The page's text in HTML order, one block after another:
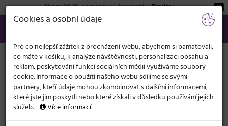
Sleva 20 %na pánskou kosmetikuBeviro!
566 440 099
info@svetkadernictvi.cz
Po−pá: 8−17
Vše o nákupu Kč
KATEGORIE
MENU
Vlasová kosmetika Barvy, melíry, přelivy Oxidační krémy
Cookies a osobní údaje
Pro co nejlepší zážitek z procházení webu, abychom si pamatovali,
co máte v košíku, k analýze návštěvnosti, personalizaci obsahu a
reklam, poskytování funkcí sociálních médií využíváme soubory
cookie. Informace o použití našeho webu sdílíme se svými
partnery, kteří údaje mohou zkombinovat s dalšími informacemi,
které jste jim poskytli nebo které získali v důsledku používání jejich
služeb.
Více informací